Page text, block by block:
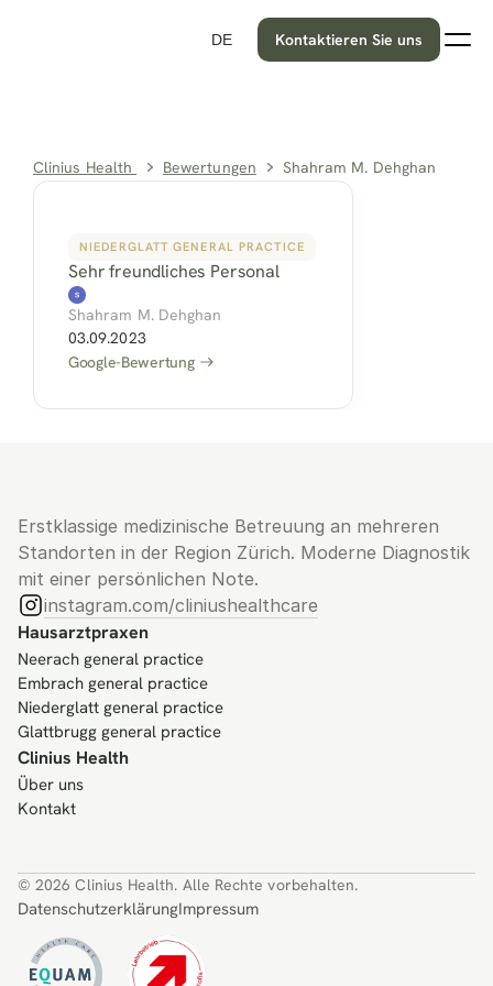
DE Kontaktieren Sie uns
Clinius Health Bewertungen Shahram M. Dehghan
NIEDERGLATT GENERAL PRACTICE
Sehr freundliches Personal
Shahram M. Dehghan
03.09.2023
Google-Bewertung
Erstklassige medizinische Betreuung an mehreren
Standorten in der Region Zürich. Moderne Diagnostik
mit einer persönlichen Note.
instagram.com/cliniushealthcare
Hausarztpraxen
Neerach general practice
Embrach general practice
Niederglatt general practice
Glattbrugg general practice
Clinius Health
Über uns
Kontakt
© 2026 Clinius Health. Alle Rechte vorbehalten.
DatenschutzerklärungImpressum